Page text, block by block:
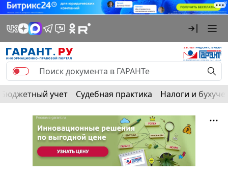
Бюджетный учет Судебная практика Налоги и